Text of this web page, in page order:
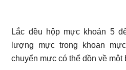
Lắc đều hộp mực khoản 5
lượng mực trong khoan
chuyển mực có thể dồn về